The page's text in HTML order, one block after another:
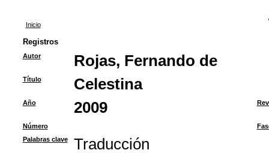
Inicio
Registros
Autor Rojas, Fernando de
Título Celestina
Año 2009
Número
Palabras clave
Traducción